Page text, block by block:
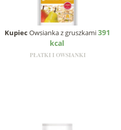
Kupiec Owsianka z gruszkami391
kcal
PŁATKI I OWSIANKI